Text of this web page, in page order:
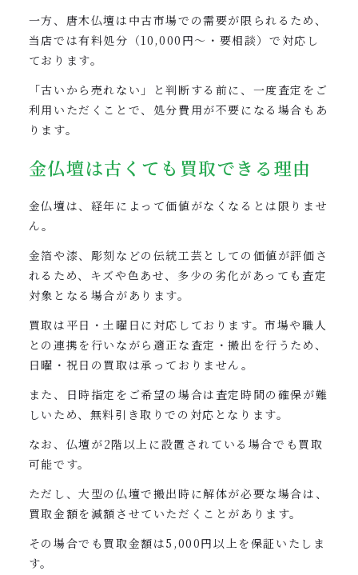
一方、唐木仏壇は中古市場での需要が限られるため、
当店では有料処分（10,000円～・要相談）で対応し
ております。
「古いから売れない」と判断する前に、一度査定をご
利用いただくことで、処分費用が不要になる場合もあ
ります。
金仏壇は古くても買取できる理由
金仏壇は、経年によって価値がなくなるとは限りませ
ん。
金箔や漆、彫刻などの伝統工芸としての価値が評価さ
れるため、キズや色あせ、多少の劣化があっても査定
対象となる場合があります。
買取は平日・土曜日に対応しております。市場や職人
との連携を行いながら適正な査定・搬出を行うため、
日曜・祝日の買取は承っておりません。
また、日時指定をご希望の場合は査定時間の確保が難
しいため、無料引き取りでの対応となります。
なお、 仏壇が2階以上に設置されている場合でも買取
可能です。
ただし、大型の仏壇で搬出時に解体が必要な場合は、
買取金額を減額させていただくことがあります。
その場合でも買取金額は5,000円以上を保証いたしま
す。